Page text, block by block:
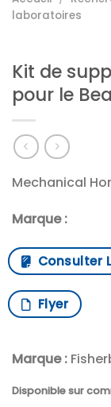
laboratoires
Kit de
pour le
Mechanical
Marque :
Consulter
Flyer
Marque :
Disponible sur